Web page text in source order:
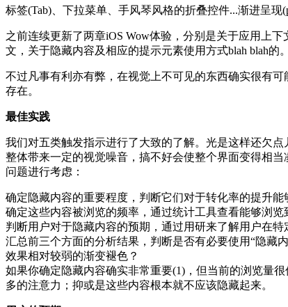
标签(Tab)、下拉菜单、手风琴风格的折叠控件...渐进呈现
之前连续更新了两章iOS Wow体验，分别是关于应用上
文，关于隐藏内容及相应的提示元素使用方式blah blah的。
不过凡事有利亦有弊，在视觉上不可见的东西确实很有
存在。
最佳实践
我们对五类触发指示进行了大致的了解。光是这样还欠
整体带来一定的视觉噪音，搞不好会使整个界面变得相
问题进行考虑：
确定隐藏内容的重要程度，判断它们对于转化率的提升
确定这些内容被浏览的频率，通过统计工具查看能够浏览
判断用户对于隐藏内容的预期，通过用研来了解用户在特
汇总前三个方面的分析结果，判断是否有必要使用“隐藏
效果相对较弱的渐变褪色？
如果你确定隐藏内容确实非常重要(1)，但当前的浏览量
多的注意力；抑或是这些内容根本就不应该隐藏起来。